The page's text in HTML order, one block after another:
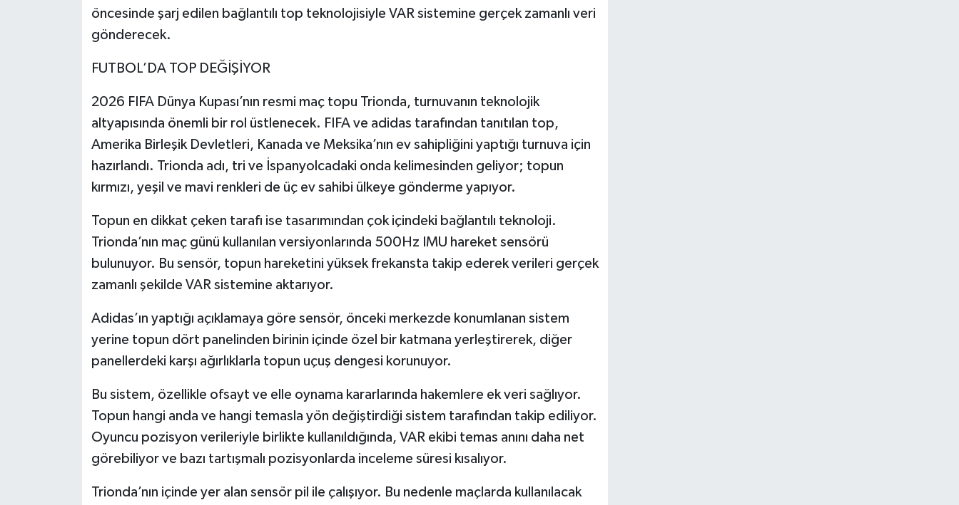
öncesinde şarj edilen bağlantılı top teknolojisiyle VAR sistemine gerçek zamanlı veri
gönderecek.
FUTBOL’DA TOP DEĞİŞİYOR
2026 FIFA Dünya Kupası’nın resmi maç topu Trionda, turnuvanın teknolojik
altyapısında önemli bir rol üstlenecek. FIFA ve adidas tarafından tanıtılan top,
Amerika Birleşik Devletleri, Kanada ve Meksika’nın ev sahipliğini yaptığı turnuva için
hazırlandı. Trionda adı, tri ve İspanyolcadaki onda kelimesinden geliyor; topun
kırmızı, yeşil ve mavi renkleri de üç ev sahibi ülkeye gönderme yapıyor.
Topun en dikkat çeken tarafı ise tasarımından çok içindeki bağlantılı teknoloji.
Trionda’nın maç günü kullanılan versiyonlarında 500Hz IMU hareket sensörü
bulunuyor. Bu sensör, topun hareketini yüksek frekansta takip ederek verileri gerçek
zamanlı şekilde VAR sistemine aktarıyor.
Adidas’ın yaptığı açıklamaya göre sensör, önceki merkezde konumlanan sistem
yerine topun dört panelinden birinin içinde özel bir katmana yerleştirerek, diğer
panellerdeki karşı ağırlıklarla topun uçuş dengesi korunuyor.
Bu sistem, özellikle ofsayt ve elle oynama kararlarında hakemlere ek veri sağlıyor.
Topun hangi anda ve hangi temasla yön değiştirdiği sistem tarafından takip ediliyor.
Oyuncu pozisyon verileriyle birlikte kullanıldığında, VAR ekibi temas anını daha net
görebiliyor ve bazı tartışmalı pozisyonlarda inceleme süresi kısalıyor.
Trionda’nın içinde yer alan sensör pil ile çalışıyor. Bu nedenle maçlarda kullanılacak
Yeme-İçme